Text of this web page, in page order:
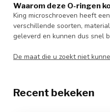
Waarom deze O-ringen
King microschroeven heeft
verschillende soorten,
geleverd en kunnen dus snel
De maat die u zoekt niet
Recent bekeken